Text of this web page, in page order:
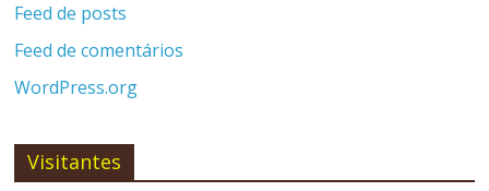
Feed de posts
Feed de comentários
WordPress.org
Visitantes